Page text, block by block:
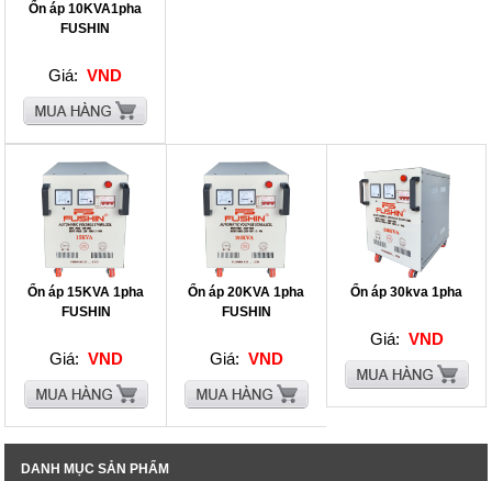
Ổn áp 10KVA1pha
FUSHIN
Giá: VND
Ổn áp 15KVA 1pha
FUSHIN
Giá: VND
Ổn áp 20KVA 1pha
FUSHIN
Giá: VND
Ổn áp 30kva 1pha
Giá: VND
DANH MỤC SẢN PHẨM